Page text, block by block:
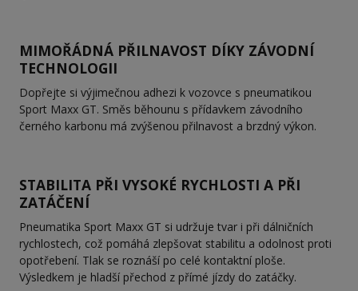
MIMOŘÁDNÁ PŘILNAVOST DÍKY ZÁVODNÍ
TECHNOLOGII
Dopřejte si výjimečnou adhezi k vozovce s pneumatikou
Sport Maxx GT. Směs běhounu s přídavkem závodního
černého karbonu má zvýšenou přilnavost a brzdný výkon.
STABILITA PŘI VYSOKÉ RYCHLOSTI A PŘI
ZATÁČENÍ
Pneumatika Sport Maxx GT si udržuje tvar i při dálničních
rychlostech, což pomáhá zlepšovat stabilitu a odolnost proti
opotřebení. Tlak se roznáší po celé kontaktní ploše.
Výsledkem je hladší přechod z přímé jízdy do zatáčky.